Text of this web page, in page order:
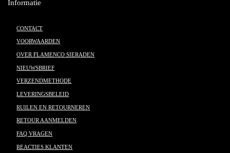
Informatie
CONTACT
VOORWAARDEN
OVER FLAMENCO SIERADEN
NIEUWSBRIEF
VERZENDMETHODE
LEVERINGSBELEID
RUILEN EN RETOURNEREN
RETOUR AANMELDEN
FAQ VRAGEN
REACTIES KLANTEN